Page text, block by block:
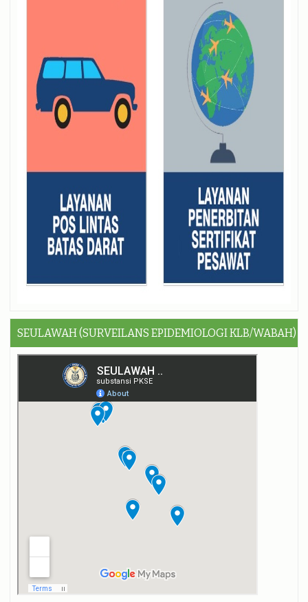
SEULAWAH (SURVEILANS EPIDEMIOLOGI KLB/WABAH)